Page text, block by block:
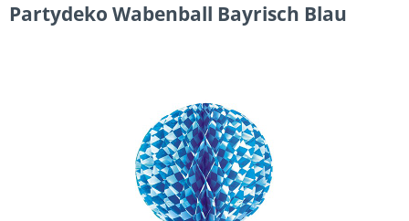
Partydeko Wabenball Bayrisch Blau